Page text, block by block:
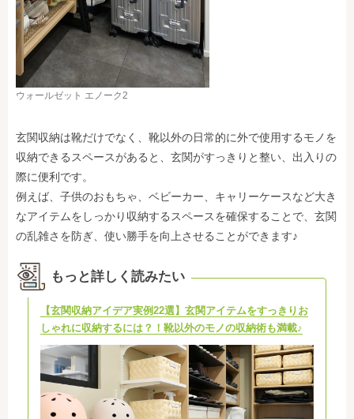
ウォールゼット エノーク2
玄関収納は靴だけでなく、靴以外の日常的に外で使用するモノを
収納できるスペースがあると、玄関がすっきりと整い、出入りの
際に便利です。
例えば、子供のおもちゃ、ベビーカー、キャリーケースなど大き
なアイテムをしっかり収納するスペースを確保することで、玄関
の乱雑さを防ぎ、使い勝手を向上させることができます♪
もっと詳しく読みたい
【玄関収納アイデア実例22選】玄関アイテムをすっきりお
しゃれに収納するには？！靴以外のモノの収納術も満載♪